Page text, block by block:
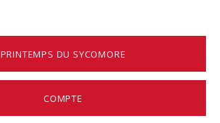
PRINTEMPS DU SYCOMORE
COMPTE